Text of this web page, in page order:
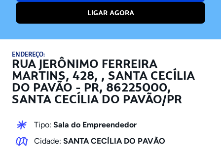
LIGAR AGORA
ENDEREÇO:
RUA JERÔNIMO FERREIRA
MARTINS, 428, , SANTA CECÍLIA
DO PAVÃO - PR, 86225000,
SANTA CECÍLIA DO PAVÃO/PR
Tipo: Sala do Empreendedor
Cidade: SANTA CECÍLIA DO PAVÃO